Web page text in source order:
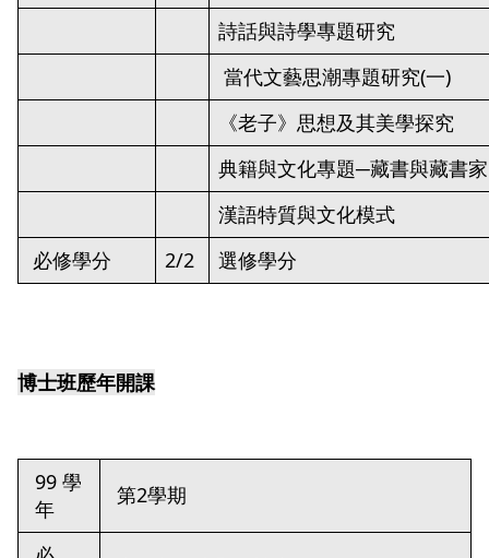
詩話與詩學專題研究
當代文藝思潮專題研究(一)
《老子》思想及其美學探究
典籍與文化專題─藏書與藏書
漢語特質與文化模式
必修學分
2/2 選修學分
博士班歷年開課
99 學
年
第2學期